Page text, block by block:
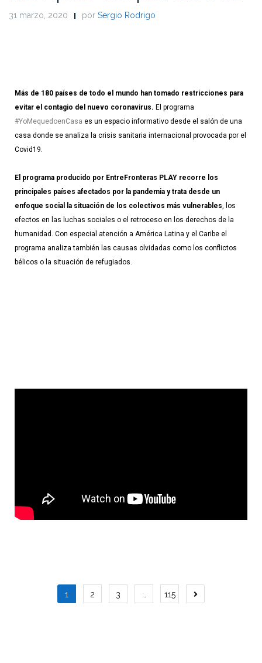
31 marzo, 2020 por Sergio Rodrigo
Más de 180 países de todo el mundo han tomado restricciones para
evitar el contagio del nuevo coronavirus. El programa
#YoMequedoenCasa es un espacio informativo desde el salón de una
casa donde se analiza la crisis sanitaria internacional provocada por el
Covid19.
El programa producido por EntreFronteras PLAY recorre los
principales países afectados por la pandemia y trata desde un
enfoque social la situación de los colectivos más vulnerables, los
efectos en las luchas sociales o el retroceso en los derechos de la
humanidad. Con especial atención a América Latina y el Caribe el
programa analiza también las causas olvidadas como los conflictos
bélicos o la situación de refugiados.
1 2 3 115